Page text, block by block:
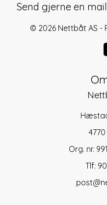
Send gjerne en
© 2026 Nettbåt AS -
Org. nr.
Tlf: